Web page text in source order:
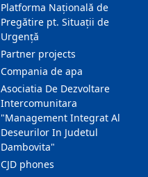
Platforma Națională de
Pregătire pt. Situații de
Urgență
Partner projects
Compania de apa
Asociatia De Dezvoltare
Intercomunitara
"Management Integrat Al
Deseurilor In Judetul
Dambovita"
CJD phones